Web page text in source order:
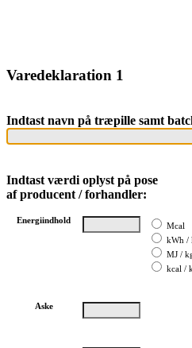
Varedeklaration 1
Indtast navn på træpille samt
Indtast værdi oplyst på pose
af producent / forhandler:
Energiindhold
Mcal
kWh /
MJ /
kcal /
Aske